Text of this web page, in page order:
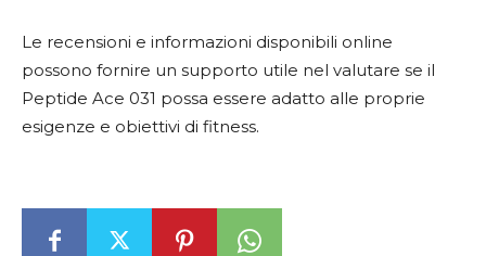
Le recensioni e informazioni disponibili online
possono fornire un supporto utile nel valutare se il
Peptide Ace 031 possa essere adatto alle proprie
esigenze e obiettivi di fitness.